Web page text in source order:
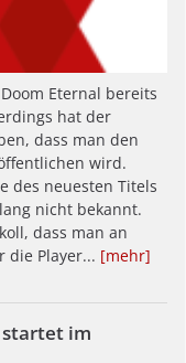
Eternal bereits
hat der
dass man den
wird.
des neuesten Titels
nicht bekannt.
dass man an
die Player... [mehr]
startet im